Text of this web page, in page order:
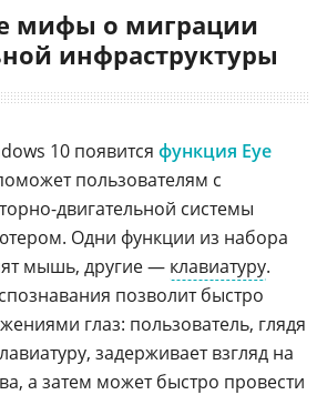
мифы о миграции
инфраструктуры
10 появится функция Eye
пользователям с
двигательной системы
Одни функции из набора
мышь, другие — клавиатуру.
позволит быстро
глаз: пользователь, глядя
задерживает взгляд на
а затем может быстро провести